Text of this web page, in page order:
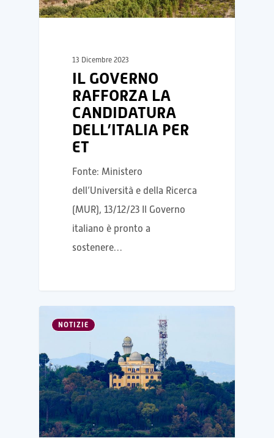
13 Dicembre 2023
IL GOVERNO
RAFFORZA LA
CANDIDATURA
DELL’ITALIA PER
ET
Fonte: Ministero
dell’Università e della Ricerca
(MUR), 13/12/23 Il Governo
italiano è pronto a
sostenere…
NOTIZIE